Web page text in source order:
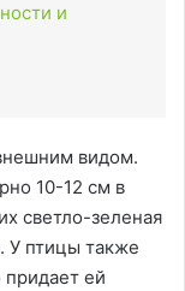
и
видом.
10-12 см в
светло-зеленая
У птицы также
ей